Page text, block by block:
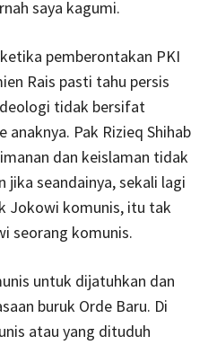
saya kagumi.
pemberontakan PKI
Rais pasti tahu persis
tidak bersifat
Pak Rizieq Shihab
dan keislaman tidak
jika seandainya, sekali lagi
Jokowi komunis, itu tak
seorang komunis.
untuk dijatuhkan dan
buruk Orde Baru. Di
atau yang dituduh